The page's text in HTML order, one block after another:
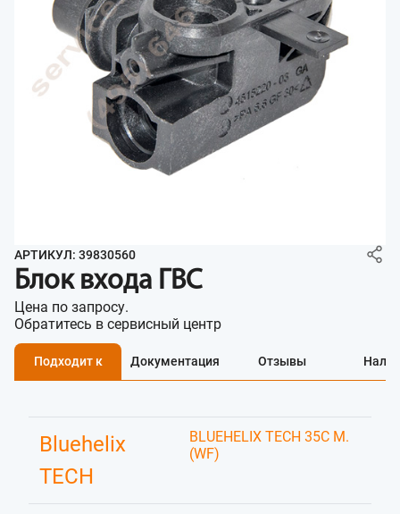
АРТИКУЛ: 39830560
Блок входа ГВС
Цена по запросу.
Обратитесь в сервисный центр
Подходит к Документация Отзывы
Bluehelix
TECH
BLUEHELIX TECH 35C M.
(WF)